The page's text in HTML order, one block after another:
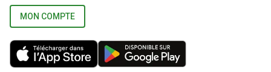
MON COMPTE